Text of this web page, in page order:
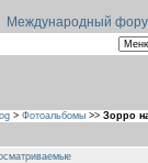
Международный
> Фотоальбомы >> Зорро